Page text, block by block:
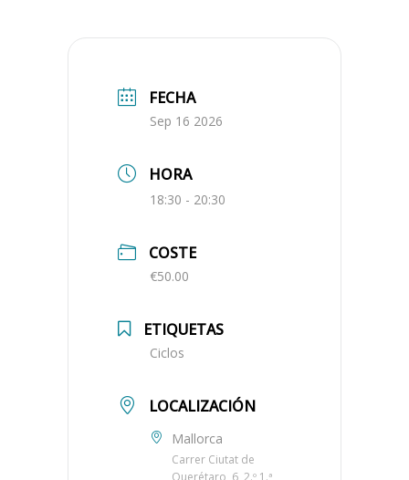
FECHA
Sep 16 2026
HORA
18:30 - 20:30
COSTE
€50.00
ETIQUETAS
Ciclos
LOCALIZACIÓN
Mallorca
Carrer Ciutat de
Querétaro, 6, 2.º 1.ª